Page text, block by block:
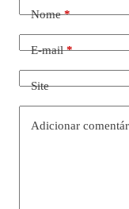
Nome*
E-mail*
Site
Adicionar